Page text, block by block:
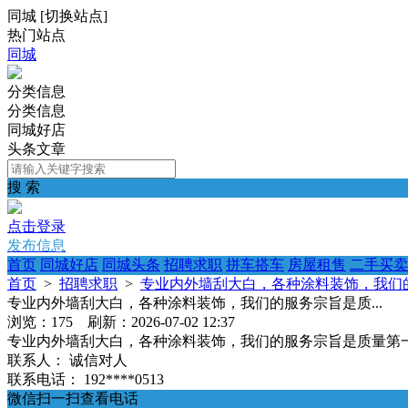
同城 [切换站点]
热门站点
同城
分类信息
分类信息
同城好店
头条文章
搜 索
点击登录
发布信息
首页 同城好店 同城头条 招聘求职 拼车搭车 房屋租售 二手买卖
首页 > 招聘求职 > 专业内外墙刮大白，各种涂料装饰，我们
专业内外墙刮大白，各种涂料装饰，我们的服务宗旨是质...
浏览：175 刷新：2026-07-02 12:37
专业内外墙刮大白，各种涂料装饰，我们的服务宗旨是质量
联系人：
诚信对人
联系电话：
192****0513
微信扫一扫查看电话